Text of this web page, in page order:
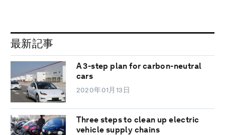
最新記事
A 3-step plan for carbon-neutral
cars
2020年01月13日
Three steps to clean up electric
vehicle supply chains